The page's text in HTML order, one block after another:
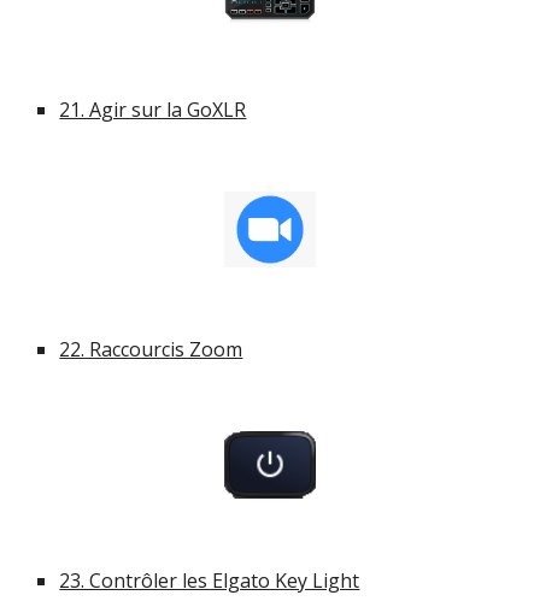
21. Agir sur la GoXLR
22. Raccourcis Zoom
23. Contrôler les Elgato Key Light